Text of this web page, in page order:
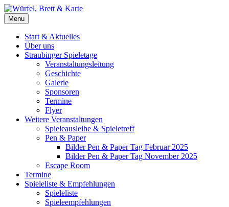
Skip
to
content
Würfel, Brett & Karte
Brettspielverein & Veranstalter Straubinger Spieletage
Menu
Start & Aktuelles
Über uns
Straubinger Spieletage
Veranstaltungsleitung
Geschichte
Galerie
Sponsoren
Termine
Flyer
Weitere Veranstaltungen
Spieleausleihe & Spieletreff
Pen & Paper
Bilder Pen & Paper Tag Februar 2025
Bilder Pen & Paper Tag November 2025
Escape Room
Termine
Spieleliste & Empfehlungen
Spieleliste
Spieleempfehlungen